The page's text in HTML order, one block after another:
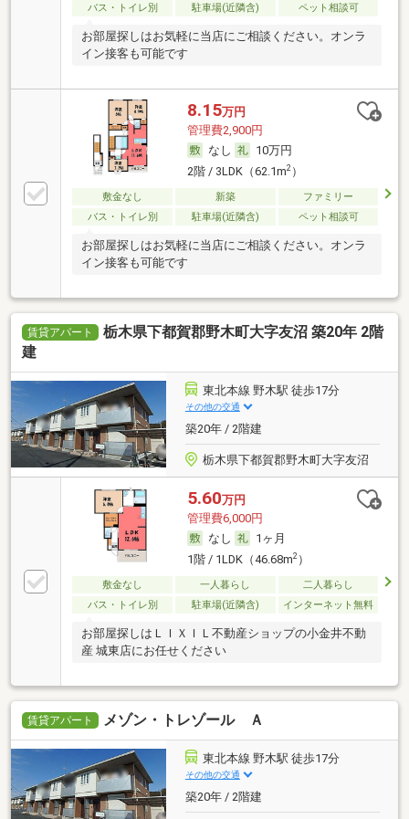
バス・トイレ別
駐車場(近隣含) ペット相談可
お部屋探しはお気軽に当店にご相談ください。オンラ
イン接客も可能です
8.15万円
管理費2,900円
なし
10万円
2階 / 3LDK（62.1m2）
敷金なし 新築
ファミリー
バス・トイレ別
駐車場(近隣含) ペット相談可
お部屋探しはお気軽に当店にご相談ください。オンラ
イン接客も可能です
賃貸アパート
栃木県下都賀郡野木町大字友沼 築20年 2階
建
東北本線 野木駅 徒歩17分
その他の交通
築20年 / 2階建
栃木県下都賀郡野木町大字友沼
5.60万円
管理費6,000円
なし
1ヶ月
1階 / 1LDK（46.68m2）
敷金なし 一人暮らし
二人暮らし
バス・トイレ別
駐車場(近隣含) インターネット無料
お部屋探しはＬＩＸＩＬ不動産ショップの小金井不動
産 城東店にお任せください
賃貸アパート メゾン・トレゾール Ａ
東北本線 野木駅 徒歩17分
その他の交通
築20年 / 2階建